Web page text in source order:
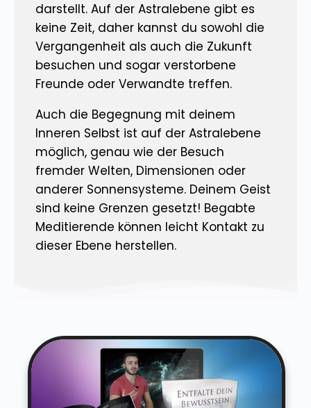
darstellt. Auf der Astralebene gibt es
keine Zeit, daher kannst du sowohl die
Vergangenheit als auch die Zukunft
besuchen und sogar verstorbene
Freunde oder Verwandte treffen.
Auch die Begegnung mit deinem
Inneren Selbst ist auf der Astralebene
möglich, genau wie der Besuch
fremder Welten, Dimensionen oder
anderer Sonnensysteme. Deinem Geist
sind keine Grenzen gesetzt! Begabte
Meditierende können leicht Kontakt zu
dieser Ebene herstellen.